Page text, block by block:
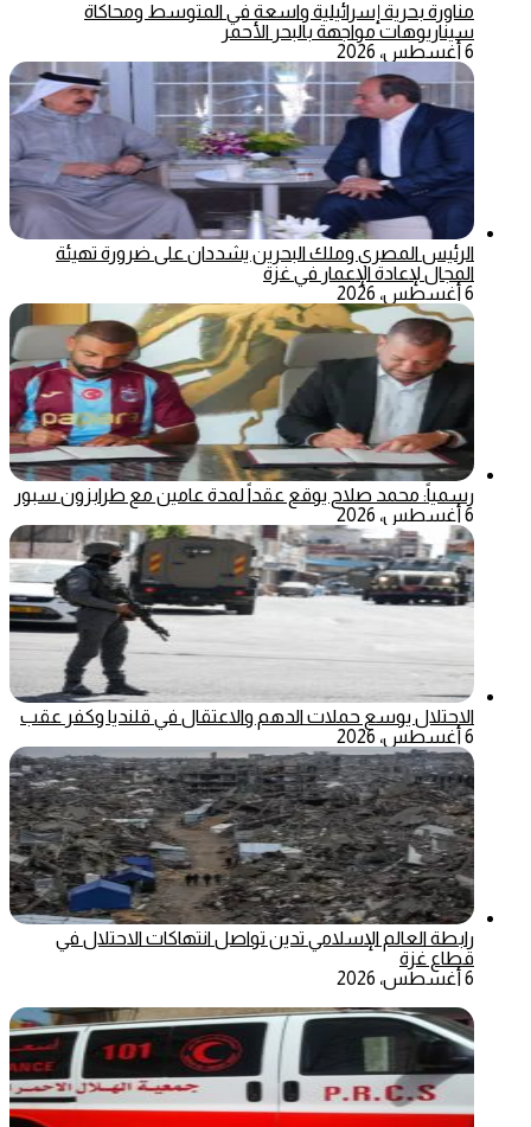
مناورة بحرية إسرائيلية واسعة في المتوسط ومحاكاة
سيناريوهات مواجهة بالبحر الأحمر
6 أغسطس، 2026
الرئيس المصري وملك البحرين يشددان على ضرورة تهيئة
المجال لإعادة الإعمار في غزة
6 أغسطس، 2026
رسمياً: محمد صلاح يوقع عقداً لمدة عامين مع طرابزون سبور
6 أغسطس، 2026
الاحتلال يوسع حملات الدهم والاعتقال في قلنديا وكفر عقب
6 أغسطس، 2026
رابطة العالم الإسلامي تدين تواصل انتهاكات الاحتلال في
قطاع غزة
6 أغسطس، 2026